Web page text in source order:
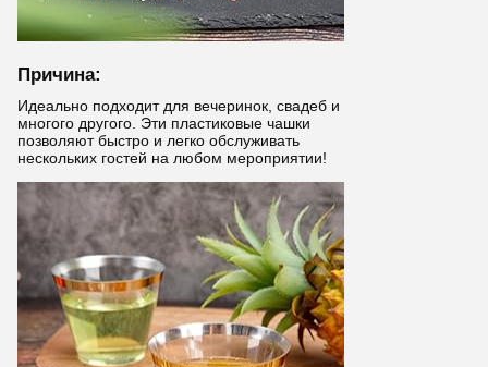
Причина:
Идеально подходит для вечеринок, свадеб и
многого другого. Эти пластиковые чашки
позволяют быстро и легко обслуживать
нескольких гостей на любом мероприятии!